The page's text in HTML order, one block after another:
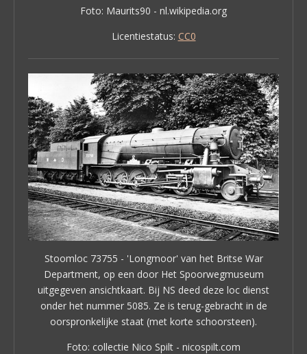
Foto: Maurits90 - nl.wikipedia.org
Licentiestatus: CC0
Stoomloc 73755 - 'Longmoor' van het Britse War
Department, op een door Het Spoorwegmuseum
uitgegeven ansichtkaart. Bij NS deed deze loc dienst
onder het nummer 5085. Ze is terug-gebracht in de
oorspronkelijke staat (met korte schoorsteen).
Foto: collectie Nico Spilt - nicospilt.com